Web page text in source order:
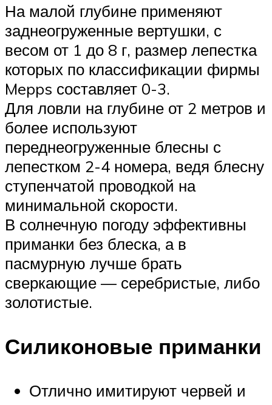
На малой глубине применяют
заднеогруженные вертушки, с
весом от 1 до 8 г, размер лепестка
которых по классификации фирмы
Mepps составляет 0-3.
Для ловли на глубине от 2 метров и
более используют
переднеогруженные блесны с
лепестком 2-4 номера, ведя блесну
ступенчатой проводкой на
минимальной скорости.
В солнечную погоду эффективны
приманки без блеска, а в
пасмурную лучше брать
сверкающие — серебристые, либо
золотистые.
Силиконовые приманки
Отлично имитируют червей и